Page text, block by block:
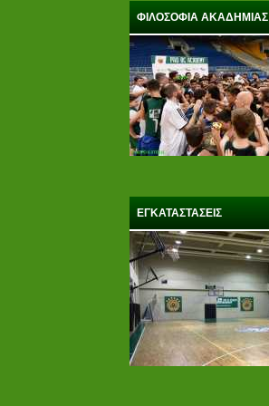
ΦΙΛΟΣΟΦΙΑ ΑΚΑΔΗΜΙΑΣ
ΕΓΚΑΤΑΣΤΑΣΕΙΣ